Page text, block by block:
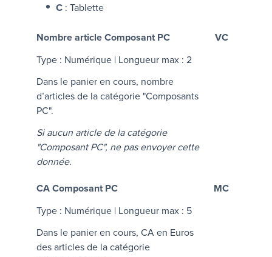
C : Tablette
Nombre article Composant PC
Type : Numérique | Longueur max : 2
Dans le panier en cours, nombre
d’articles de la catégorie "Composants
PC".
Si aucun article de la catégorie
"Composant PC", ne pas envoyer cette
donnée.
VC
CA Composant PC
Type : Numérique | Longueur max : 5
Dans le panier en cours, CA en Euros
des articles de la catégorie
MC